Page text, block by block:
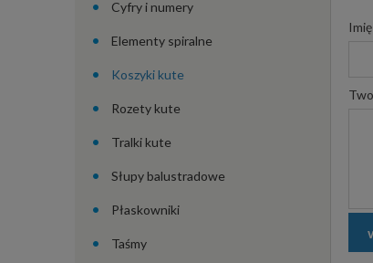
Cyfry i numery
Elementy spiralne
Koszyki kute
Rozety kute
Tralki kute
Słupy balustradowe
Płaskowniki
Taśmy